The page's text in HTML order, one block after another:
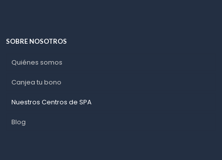
SOBRE NOSOTROS
Quiénes somos
Canjea tu bono
Nuestros Centros de SPA
Blog